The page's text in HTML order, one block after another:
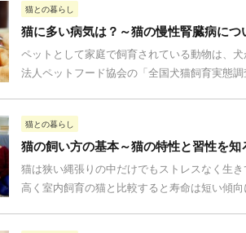
猫との暮らし
猫に多い病気は？～猫の慢性腎臓病につ
ペットとして家庭で飼育されている動物は、
法人ペットフード協会の「全国犬猫飼育実態
猫との暮らし
猫の飼い方の基本～猫の特性と習性を知
猫は狭い縄張りの中だけでもストレスなく生
高く室内飼育の猫と比較すると寿命は短い傾